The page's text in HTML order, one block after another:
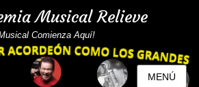
Musical Relieve
Comienza Aquí!
MENÚ